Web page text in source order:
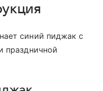
синий пиджак с
праздничной